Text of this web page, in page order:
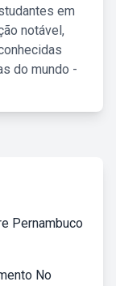
em
notável,
do mundo -
Pernambuco
No